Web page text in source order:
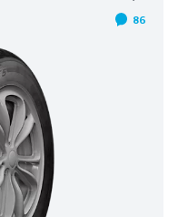
86